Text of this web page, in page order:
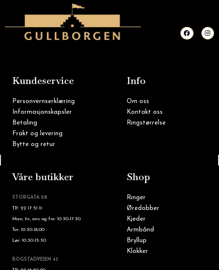
F
a
c
I
n
s
Kundeservice
Personvernserklæring
Informasjonskapsler
Betaling
Frakt og levering
Bytte og retur
Info
Om oss
Kontakt oss
Ringstørrelse
Våre butikker
STORGATA 28
Tlf: 22 17 51 11
Man, tir, ons og fre: 10.30-17.30
Tor: 10.30-18.00
Lør: 10.30-15.30
BOGSTADVEIEN 43
Shop
Ringer
Øredobber
Kjeder
Armbånd
Bryllup
Klokker